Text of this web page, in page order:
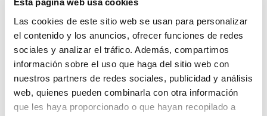
Esta página web usa cookies
Las cookies de este sitio web se usan para personalizar
el contenido y los anuncios, ofrecer funciones de redes
sociales y analizar el tráfico. Además, compartimos
información sobre el uso que haga del sitio web con
nuestros partners de redes sociales, publicidad y análisis
web, quienes pueden combinarla con otra información
que les haya proporcionado o que hayan recopilado a